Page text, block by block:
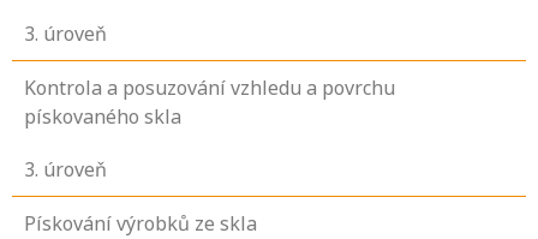
3. úroveň
Kontrola a posuzování vzhledu a povrchu
pískovaného skla
3. úroveň
Pískování výrobků ze skla